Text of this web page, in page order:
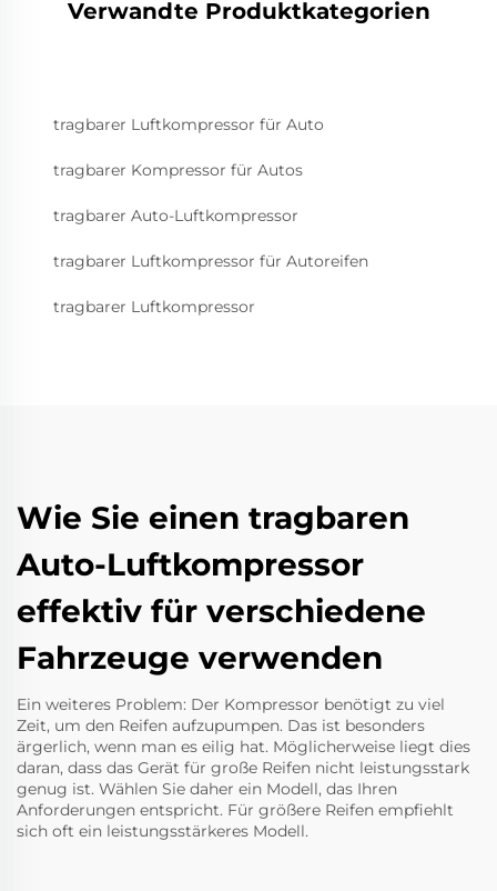
Verwandte Produktkategorien
tragbarer Luftkompressor für Auto
tragbarer Kompressor für Autos
tragbarer Auto-Luftkompressor
tragbarer Luftkompressor für Autoreifen
tragbarer Luftkompressor
Wie Sie einen tragbaren
Auto-Luftkompressor
effektiv für verschiedene
Fahrzeuge verwenden
Ein weiteres Problem: Der Kompressor benötigt zu viel
Zeit, um den Reifen aufzupumpen. Das ist besonders
ärgerlich, wenn man es eilig hat. Möglicherweise liegt dies
daran, dass das Gerät für große Reifen nicht leistungsstark
genug ist. Wählen Sie daher ein Modell, das Ihren
Anforderungen entspricht. Für größere Reifen empfiehlt
sich oft ein leistungsstärkeres Modell.